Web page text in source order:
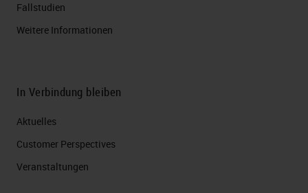
Fallstudien
Weitere Informationen
In Verbindung bleiben
Aktuelles
Customer Perspectives​
Veranstaltungen